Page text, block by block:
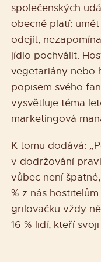
společenských
obecně platí:
odejít,
jídlo pochválit.
vegetariány nebo
popisem svého
vysvětluje téma
marketingová
K tomu dodává:
v dodržování
vůbec není
% z nás
grilovačku vždy
16 % lidí, kteří